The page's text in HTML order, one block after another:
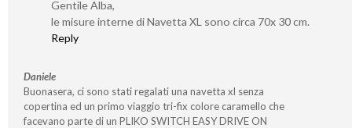
Gentile Alba,
le misure interne di Navetta XL sono circa 70x 30 cm.
Reply
Daniele
Buonasera, ci sono stati regalati una navetta xl senza
copertina ed un primo viaggio tri-fix colore caramello che
facevano parte di un PLIKO SWITCH EASY DRIVE ON